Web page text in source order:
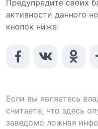
Предупредите своих
активности данного
кнопок ниже:
Если вы являетесь
считаете, что здесь
заведомо ложная